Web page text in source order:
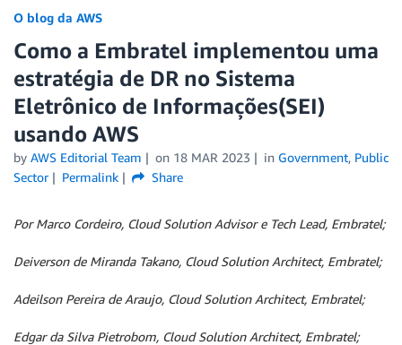
Página inicial
Edições
O blog da AWS
Como a Embratel implementou uma
estratégia de DR no Sistema
Eletrônico de Informações(SEI)
usando AWS
by AWS Editorial Team on 18 MAR 2023 in Government, Public
Sector
Permalink Share
Por Marco Cordeiro, Cloud Solution Advisor e Tech Lead, Embratel;
Deiverson de Miranda Takano, Cloud Solution Architect, Embratel;
Adeilson Pereira de Araujo, Cloud Solution Architect, Embratel;
Edgar da Silva Pietrobom, Cloud Solution Architect, Embratel;